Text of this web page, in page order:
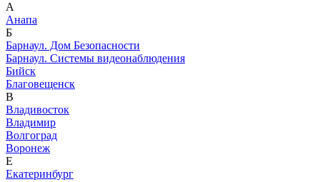
А
Анапа
Б
Барнаул. Дом Безопасности
Барнаул. Системы видеонаблюдения
Бийск
Благовещенск
В
Владивосток
Владимир
Волгоград
Воронеж
Е
Екатеринбург